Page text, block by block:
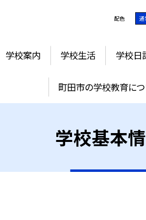
配色 通
学校案内 学校生活 学校日
町田市の学校教育に
学校基本